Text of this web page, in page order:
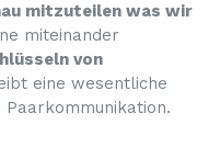
mitzuteilen was wir
miteinander
von
eine wesentliche